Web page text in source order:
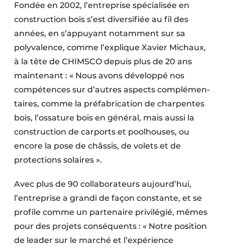
Sécurité incendie
Software
Techniques ferroviaires
Travaux ferroviaires
Fondée en 2002, l’entreprise spécia­lisée en
construction bois s’est diver­sifiée au fil des
années, en s’appuyant notamment sur sa
polyvalence, comme l’explique Xavier Michaux,
à la tête de CHIMSCO depuis plus de 20 ans
maintenant : « Nous avons développé nos
compé­tences sur d’autres aspects complé­men­
taires, comme la préfabrication de charpentes
bois, l’ossature bois en général, mais aussi la
construction de carports et poolhouses, ou
encore la pose de châssis, de volets et de
protections solaires ».
Avec plus de 90 collaborateurs aujourd’hui,
l’entreprise a grandi de façon constante, et se
profile comme un partenaire privilégié, mêmes
pour des projets conséquents : « Notre position
de leader sur le marché et l’expérience